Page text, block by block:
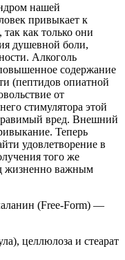
нашей
привыкает к
как только они
душевной боли,
Алкоголь
содержание
(пептидов опиатной
от
стимулятора этой
вред. Внешний
Теперь
удовлетворение в
того же
жизненно важным
(Free-Form) —
целлюлоза и стеарат